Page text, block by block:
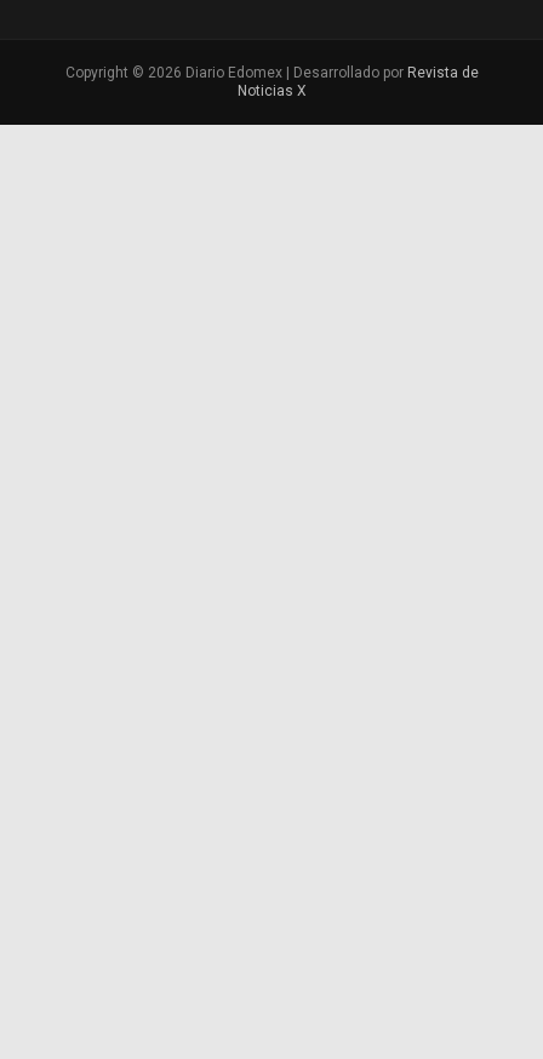
Copyright © 2026 Diario Edomex | Desarrollado por Revista de
Noticias X